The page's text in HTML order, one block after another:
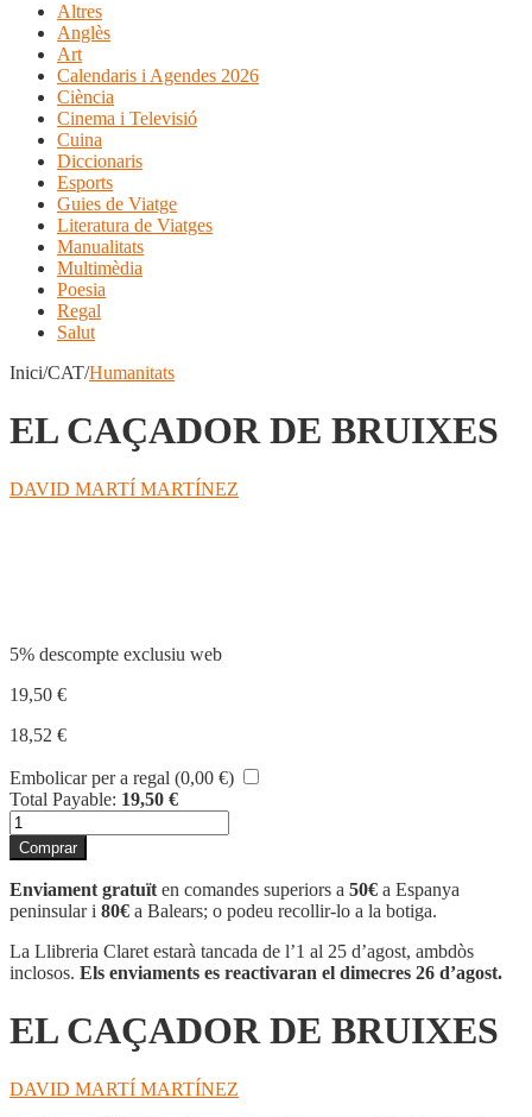
Altres
Anglès
Art
Calendaris i Agendes 2026
Ciència
Cinema i Televisió
Cuina
Diccionaris
Esports
Guies de Viatge
Literatura de Viatges
Manualitats
Multimèdia
Poesia
Regal
Salut
Inici/CAT/Humanitats
EL CAÇADOR DE BRUIXES
DAVID MARTÍ MARTÍNEZ
5% descompte exclusiu web
19,50 €
18,52 €
Embolicar per a regal (0,00 €)
Total Payable: 19,50 €
quantitat
de
EL
CAÇADOR
DE
BRUIXES
Comprar
Enviament gratuït en comandes superiors a 50€ a Espanya
peninsular i 80€ a Balears; o podeu recollir-lo a la botiga.
La Llibreria Claret estarà tancada de l’1 al 25 d’agost, ambdòs
inclosos. Els enviaments es reactivaran el dimecres 26 d’agost.
EL CAÇADOR DE BRUIXES
DAVID MARTÍ MARTÍNEZ